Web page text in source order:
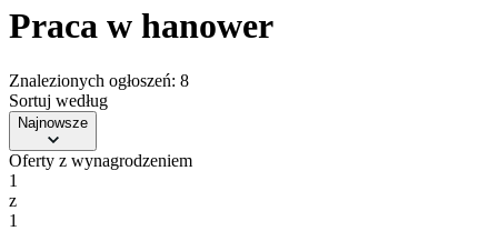
Praca w hanower
Znalezionych ogłoszeń: 8
Sortuj według
Najnowsze
Oferty z wynagrodzeniem
1
z
1